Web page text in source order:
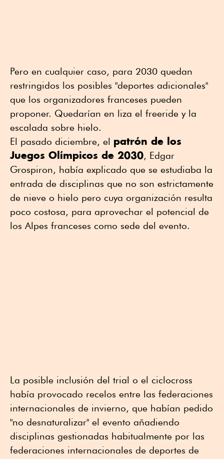
Pero en cualquier caso, para 2030 quedan
restringidos los posibles "deportes adicionales"
que los organizadores franceses pueden
proponer. Quedarían en liza el freeride y la
escalada sobre hielo.
El pasado diciembre, el patrón de los
Juegos Olímpicos de 2030, Edgar
Grospiron, había explicado que se estudiaba la
entrada de disciplinas que no son estrictamente
de nieve o hielo pero cuya organización resulta
poco costosa, para aprovechar el potencial de
los Alpes franceses como sede del evento.
La posible inclusión del trial o el ciclocross
había provocado recelos entre las federaciones
internacionales de invierno, que habían pedido
"no desnaturalizar" el evento añadiendo
disciplinas gestionadas habitualmente por las
federaciones internacionales de deportes de